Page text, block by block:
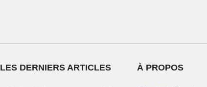
LES DERNIERS ARTICLES À PROPOS